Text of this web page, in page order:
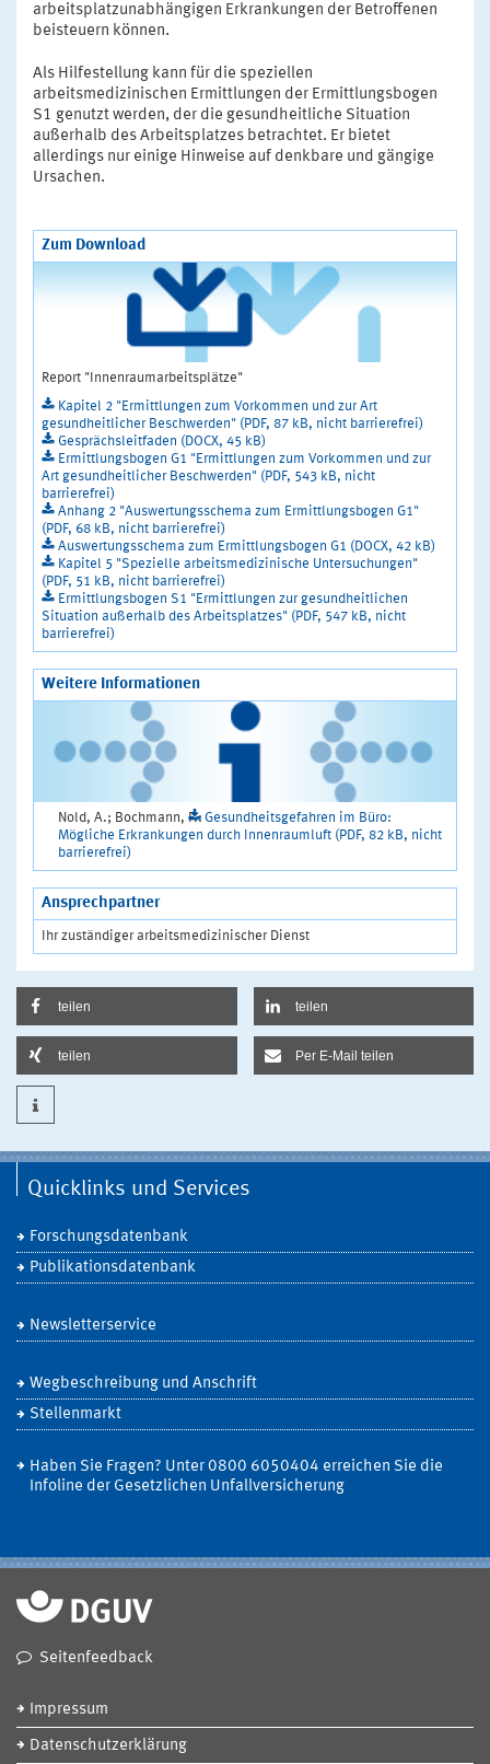
arbeitsplatzunabhängigen Erkrankungen der Betroffenen
beisteuern können.
Als Hilfestellung kann für die speziellen
arbeitsmedizinischen Ermittlungen der Ermittlungsbogen
S1 genutzt werden, der die gesundheitliche Situation
außerhalb des Arbeitsplatzes betrachtet. Er bietet
allerdings nur einige Hinweise auf denkbare und gängige
Ursachen.
Zum Download
Report "Innenraumarbeitsplätze"
Kapitel 2 "Ermittlungen zum Vorkommen und zur Art
gesundheitlicher Beschwerden" (PDF, 87 kB, nicht barrierefrei)
Gesprächsleitfaden (DOCX, 45 kB)
Ermittlungsbogen G1 "Ermittlungen zum Vorkommen und zur
Art gesundheitlicher Beschwerden" (PDF, 543 kB, nicht
barrierefrei)
Anhang 2 "Auswertungsschema zum Ermittlungsbogen G1"
(PDF, 68 kB, nicht barrierefrei)
Auswertungsschema zum Ermittlungsbogen G1 (DOCX, 42 kB)
Kapitel 5 "Spezielle arbeitsmedizinische Untersuchungen"
(PDF, 51 kB, nicht barrierefrei)
Ermittlungsbogen S1 "Ermittlungen zur gesundheitlichen
Situation außerhalb des Arbeitsplatzes" (PDF, 547 kB, nicht
barrierefrei)
Weitere Informationen
Nold, A.; Bochmann, F.:Gesundheitsgefahren im Büro:
Mögliche Erkrankungen durch Innenraumluft (PDF, 82 kB, nicht
barrierefrei)
Ansprechpartner
Ihr zuständiger arbeitsmedizinischer Dienst
teilen teilen
teilen Per E-Mail teilen
Quicklinks und Services
Forschungsdatenbank
Publikationsdatenbank
Newsletterservice
Wegbeschreibung und Anschrift
Stellenmarkt
Haben Sie Fragen? Unter 0800 6050404 erreichen Sie die
Infoline der Gesetzlichen Unfallversicherung
Seitenfeedback
Impressum
Datenschutzerklärung